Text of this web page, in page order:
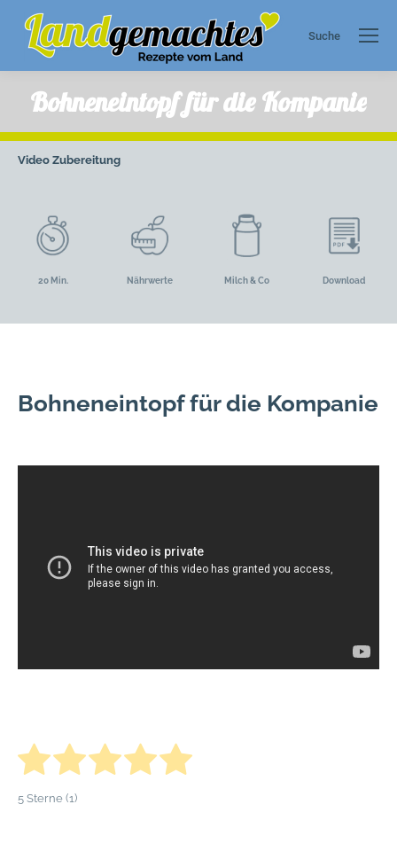
Search:
Suche
Bohneneintopf für die Kompanie
Video Zubereitung
20 Min. Nährwerte Milch & Co Download
Bohneneintopf für die Kompanie
5 Sterne (1)